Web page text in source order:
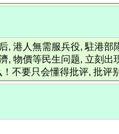
港人無需服兵役, 駐港
物價等民生问题, 立刻
不要只会懂得批评, 批评